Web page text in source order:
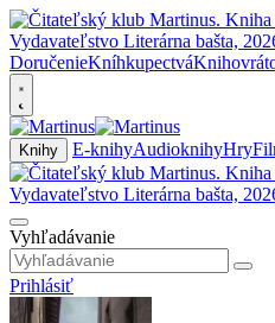
DoručenieKníhkupectvá
Knihy E-knihyAudioknihyHry
Vyhľadávanie
Prihlásiť